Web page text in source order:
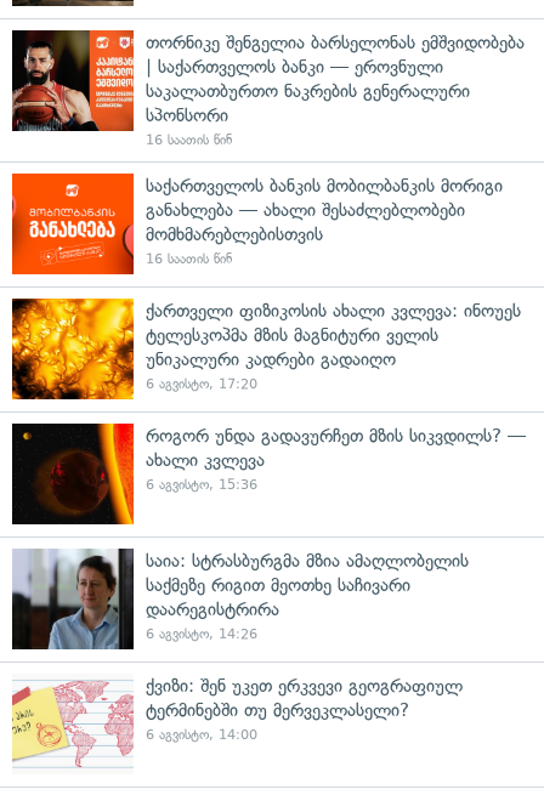
თორნიკე შენგელია ბარსელონას ემშვიდობება
| საქართველოს ბანკი — ეროვნული
საკალათბურთო ნაკრების გენერალური
სპონსორი
16 საათის წინ
საქართველოს ბანკის მობილბანკის მორიგი
განახლება — ახალი შესაძლებლობები
მომხმარებლებისთვის
16 საათის წინ
ქართველი ფიზიკოსის ახალი კვლევა: ინოუეს
ტელესკოპმა მზის მაგნიტური ველის
უნიკალური კადრები გადაიღო
6 აგვისტო, 17:20
როგორ უნდა გადავურჩეთ მზის სიკვდილს? —
ახალი კვლევა
6 აგვისტო, 15:36
საია: სტრასბურგმა მზია ამაღლობელის
საქმეზე რიგით მეოთხე საჩივარი
დაარეგისტრირა
6 აგვისტო, 14:26
ქვიზი: შენ უკეთ ერკვევი გეოგრაფიულ
ტერმინებში თუ მერვეკლასელი?
6 აგვისტო, 14:00